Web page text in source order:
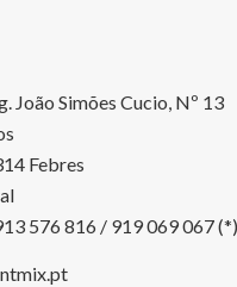
João Simões Cucio, Nº 13
Febres
576 816 / 919 069 067 (*)